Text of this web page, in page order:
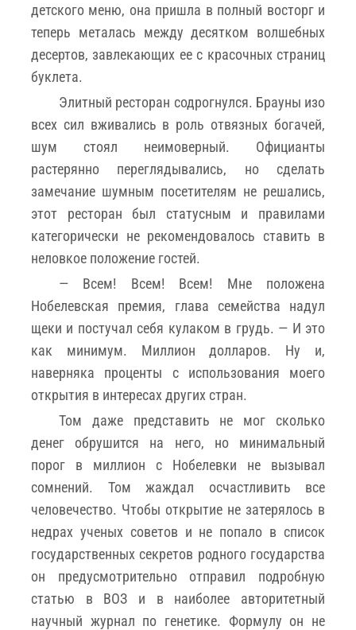
детского меню, она пришла в полный восторг и
теперь металась между десятком волшебных
десертов, завлекающих ее с красочных страниц
буклета.
Элитный ресторан содрогнулся. Брауны изо
всех сил вживались в роль отвязных богачей,
шум стоял неимоверный. Официанты
растерянно переглядывались, но сделать
замечание шумным посетителям не решались,
этот ресторан был статусным и правилами
категорически не рекомендовалось ставить в
неловкое положение гостей.
— Всем! Всем! Всем! Мне положена
Нобелевская премия, глава семейства надул
щеки и постучал себя кулаком в грудь. — И это
как минимум. Миллион долларов. Ну и,
наверняка проценты с использования моего
открытия в интересах других стран.
Том даже представить не мог сколько
денег обрушится на него, но минимальный
порог в миллион с Нобелевки не вызывал
сомнений. Том жаждал осчастливить все
человечество. Чтобы открытие не затерялось в
недрах ученых советов и не попало в список
государственных секретов родного государства
он предусмотрительно отправил подробную
статью в ВОЗ и в наиболее авторитетный
научный журнал по генетике. Формулу он не